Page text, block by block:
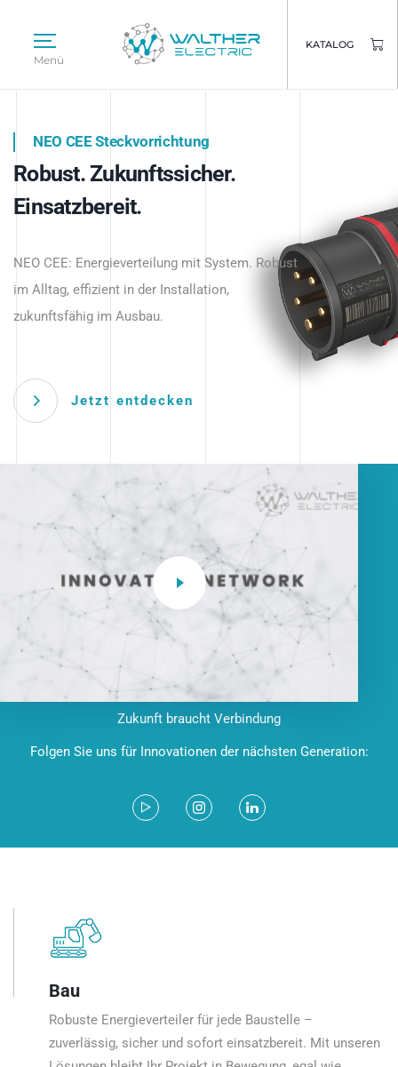
Menü
KATALOG
Intelligente Stromverteilung
beginnt hier.
NEO CEE Steckvorrichtung
Robust. Zukunftssicher.
Einsatzbereit.
NEO CEE: Energieverteilung mit System. Robust
im Alltag, effizient in der Installation,
zukunftsfähig im Ausbau.
Jetzt entdecken
Intelligenz trifft Energie.
Anwendungen – robust, IP-geschützt und
zukunftsfähig.
Zukunft braucht Verbindung
Folgen Sie uns für Innovationen der nächsten Generation:
Bau
Robuste Energieverteiler für jede Baustelle –
zuverlässig, sicher und sofort einsatzbereit. Mit unseren